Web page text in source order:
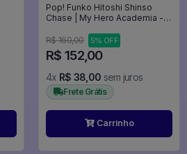
Pop! Funko Hitoshi Shinso
Chase | My Hero Academia -
R$ 160,00
5% OFF
R$ 152,00
4x R$ 38,00 sem juros
Frete Grátis
Carrinho